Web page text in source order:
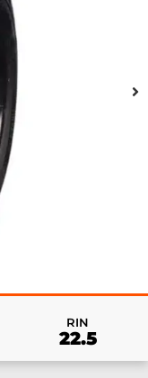
RIN
22.5